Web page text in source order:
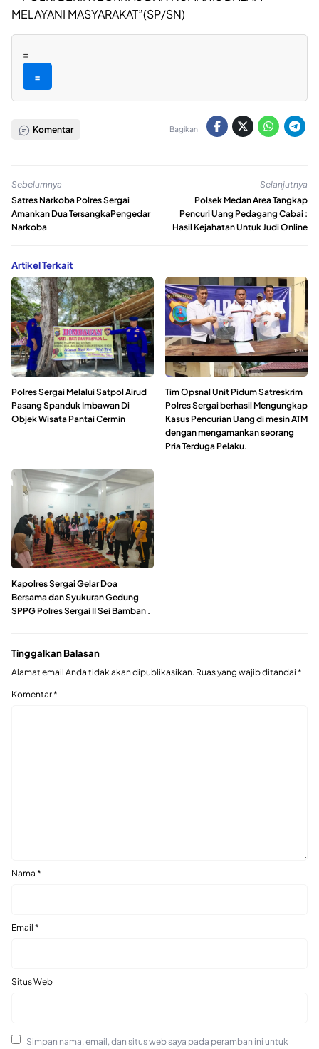
MELAYANI MASYARAKAT”(SP/SN)
=
=
Komentar Bagikan:
Sebelumnya
Satres Narkoba Polres Sergai
Amankan Dua TersangkaPengedar
Narkoba
Selanjutnya
Polsek Medan Area Tangkap
Pencuri Uang Pedagang Cabai :
Hasil Kejahatan Untuk Judi Online
Artikel Terkait
Polres Sergai Melalui Satpol Airud
Pasang Spanduk Imbawan Di
Objek Wisata Pantai Cermin
Tim Opsnal Unit Pidum Satreskrim
Polres Sergai berhasil Mengungkap
Kasus Pencurian Uang di mesin ATM
dengan mengamankan seorang
Pria Terduga Pelaku.
Kapolres Sergai Gelar Doa
Bersama dan Syukuran Gedung
SPPG Polres Sergai II Sei Bamban .
Tinggalkan Balasan
Alamat email Anda tidak akan dipublikasikan. Ruas yang wajib ditandai *
Komentar*
Nama *
Email *
Situs Web
Simpan nama, email, dan situs web saya pada peramban ini untuk